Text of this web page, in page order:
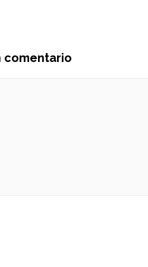
comentario